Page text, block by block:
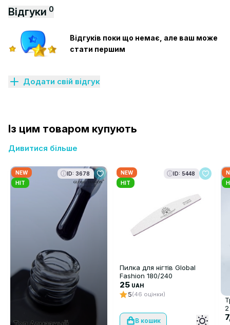
Відгуки 0
Відгуків поки що немає, але ваш може
стати першим
Додати свій відгук
Із цим товаром купують
Дивитися більше
NEW
HIT
ID: 3678
NEW
HIT
ID: 5448
Пилка для нігтів Global
Fashion 180/240
25 UAH
5(46 оцінки)
В кошик
2